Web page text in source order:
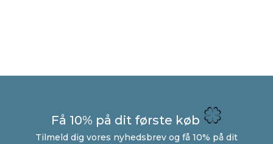
Få 10% på dit første køb
Tilmeld dig vores nyhedsbrev og få 10% på dit